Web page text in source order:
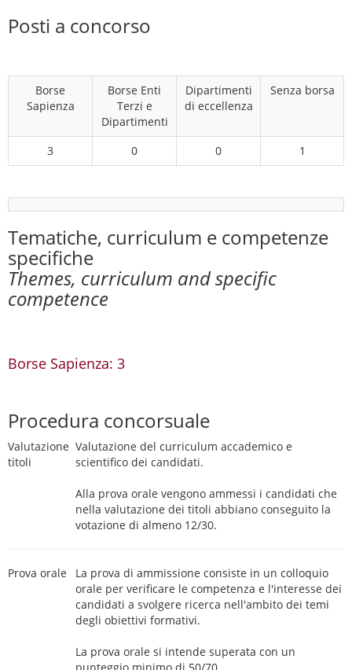
Posti a concorso
Borse
Sapienza
Borse Enti
Terzi e
Dipartimenti
Dipartimenti
di eccellenza
Senza borsa
3 0 0 1
Tematiche, curriculum e competenze
specifiche
Themes, curriculum and specific
competence
Borse Sapienza: 3
Procedura concorsuale
Valutazione
titoli
Valutazione del curriculum accademico e
scientifico dei candidati.
Alla prova orale vengono ammessi i candidati che
nella valutazione dei titoli abbiano conseguito la
votazione di almeno 12/30.
Prova orale
La prova di ammissione consiste in un colloquio
orale per verificare le competenza e l'interesse dei
candidati a svolgere ricerca nell'ambito dei temi
degli obiettivi formativi.
La prova orale si intende superata con un